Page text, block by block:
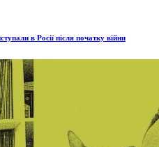
в Росії після початку війни